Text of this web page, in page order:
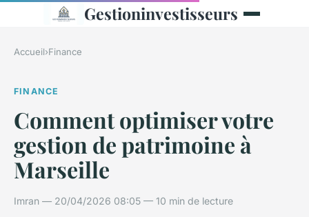
Gestioninvestisseurs
Accueil›Finance
FINANCE
Comment optimiser votre
gestion de patrimoine à
Marseille
Imran — 20/04/2026 08:05 — 10 min de lecture